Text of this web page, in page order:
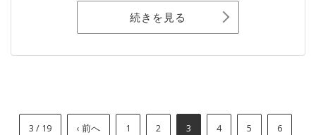
続きを見る
3 / 19 ‹ 前へ 1 2 3 4 5 6